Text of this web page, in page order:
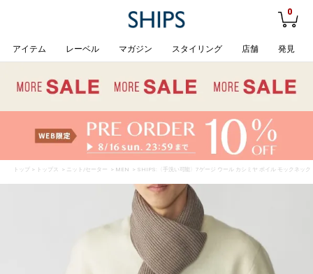
0
アイテム レーベル マガジン スタイリング 店舗 発見
トップ > トップス > ニット/セーター > MEN > SHIPS:〈手洗い可能〉7ゲージ ウール カシミヤ ボイル モックネック